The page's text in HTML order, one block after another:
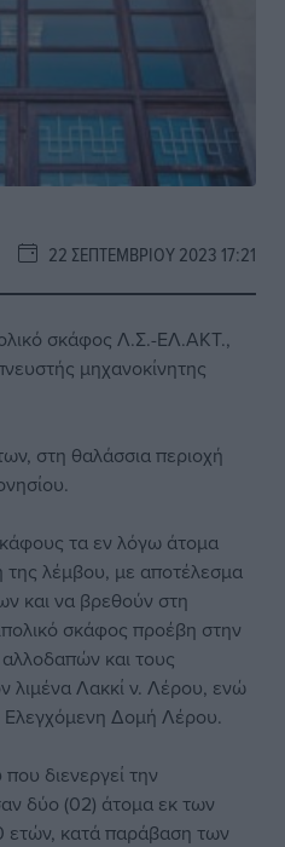
22 ΣΕΠΤΕΜΒΡΊΟΥ 2023 17:21
σκάφος Λ.Σ.-ΕΛ.ΑΚΤ.,
μηχανοκίνητης
στη θαλάσσια περιοχή
τα εν λόγω άτομα
λέμβου, με αποτέλεσμα
και να βρεθούν στη
σκάφος προέβη στην
και τους
λιμένα Λακκί ν. Λέρου, ενώ
Ελεγχόμενη Δομή Λέρου.
διενεργεί την
δύο (02) άτομα εκ των
ετών, κατά παράβαση των